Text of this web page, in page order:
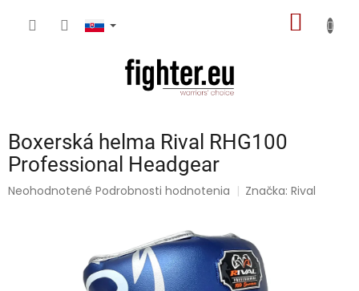
Boxerská helma Rival RHG100
Professional Headgear
Priemerné
Neohodnotené Podrobnosti hodnotenia Značka:Rival